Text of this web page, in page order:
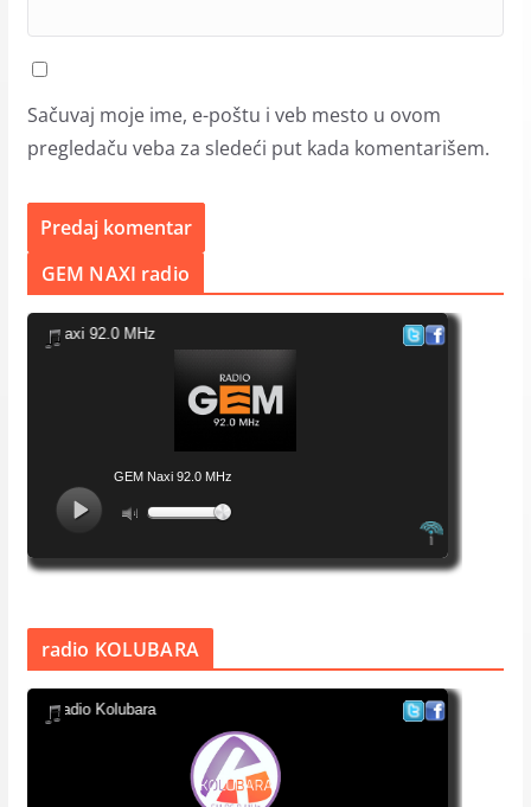
Sačuvaj moje ime, e-poštu i veb mesto u ovom
pregledaču veba za sledeći put kada komentarišem.
GEM NAXI radio
radio KOLUBARA